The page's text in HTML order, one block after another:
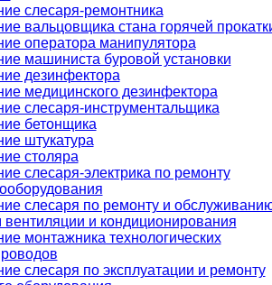
слесаря-ремонтника
вальцовщика стана горячей
оператора манипулятора
машиниста буровой установки
дезинфектора
медицинского дезинфектора
слесаря-инструментальщика
бетонщика
штукатура
столяра
слесаря-электрика по ремонту
слесаря по ремонту и
вентиляции и кондиционирования
монтажника технологических
слесаря по эксплуатации и ремонту